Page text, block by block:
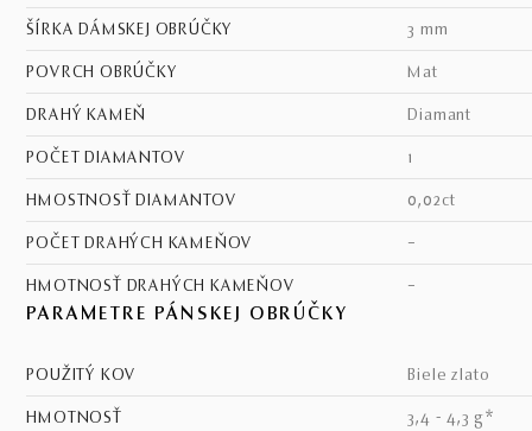
ŠÍRKA DÁMSKEJ OBRÚČKY 3 mm
POVRCH OBRÚČKY mat
DRAHÝ KAMEŇ diamant
POČET DIAMANTOV 1
HMOSTNOSŤ DIAMANTOV 0,02ct
POČET DRAHÝCH KAMEŇOV –
HMOTNOSŤ DRAHÝCH KAMEŇOV –
PARAMETRE PÁNSKEJ OBRÚČKY
POUŽITÝ KOV biele zlato
HMOTNOSŤ 3,4 - 4,3 g*